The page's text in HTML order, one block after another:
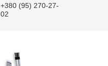
+380 (95) 270-27-
02